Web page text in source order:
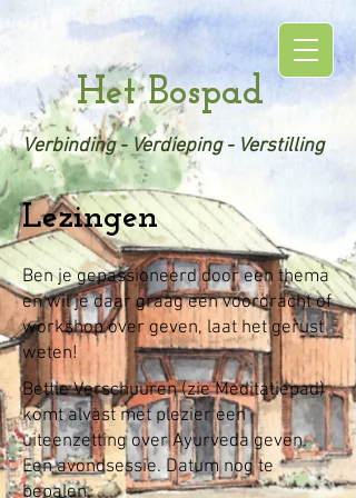
Het Bospad
Verbinding - Verdieping - Verstilling
Lezingen
Ben je gepassioneerd door een thema
en wil je daar graag een voordracht of
workshop over geven, laat het gerust
weten!
Bettie Verschuuren (zie Meditatiepad)
komt alvast met plezier een
uiteenzetting over Ayurveda geven.
Een avondsessie. Datum nog te
bepalen.